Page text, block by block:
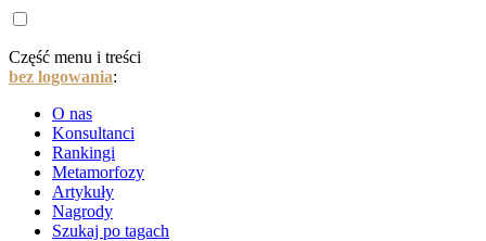
Część menu i treści
bez logowania:
O nas
Konsultanci
Rankingi
Metamorfozy
Artykuły
Nagrody
Szukaj po tagach